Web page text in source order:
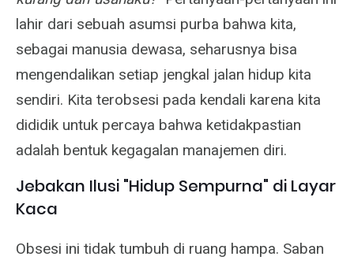
lahir dari sebuah asumsi purba bahwa kita,
sebagai manusia dewasa, seharusnya bisa
mengendalikan setiap jengkal jalan hidup kita
sendiri. Kita terobsesi pada kendali karena kita
dididik untuk percaya bahwa ketidakpastian
adalah bentuk kegagalan manajemen diri.
Jebakan Ilusi "Hidup Sempurna" di Layar
Kaca
Obsesi ini tidak tumbuh di ruang hampa. Saban